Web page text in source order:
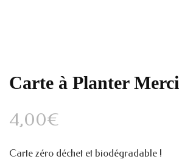
Carte à Planter Merci
4,00€
Carte zéro déchet et biodégradable !